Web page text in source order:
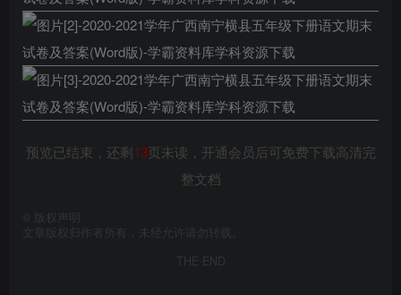
预览已结束，还剩13页未读，开通会员后可免费下载高清完
整文档
版权声明
文章版权归作者所有，未经允许请勿转载。
THE END